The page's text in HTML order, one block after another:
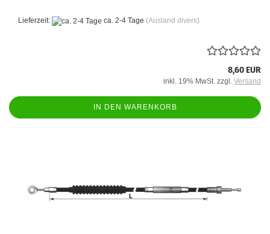
Lieferzeit: ca. 2-4 Tage (Ausland divers)
8,60 EUR
inkl. 19% MwSt. zzgl. Versand
IN DEN WARENKORB